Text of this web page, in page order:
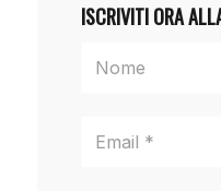
ISCRIVITI ORA